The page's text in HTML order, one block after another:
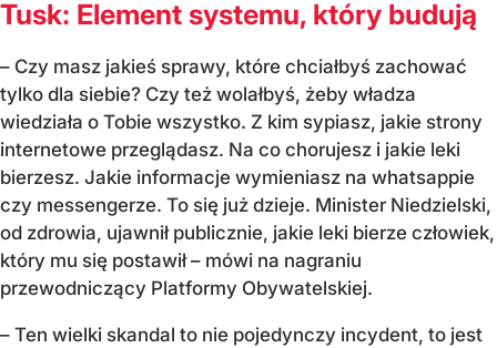
Tusk: Element systemu, który budują
– Czy masz jakieś sprawy, które chciałbyś zachować
tylko dla siebie? Czy też wolałbyś, żeby władza
wiedziała o Tobie wszystko. Z kim sypiasz, jakie strony
internetowe przeglądasz. Na co chorujesz i jakie leki
bierzesz. Jakie informacje wymieniasz na whatsappie
czy messengerze. To się już dzieje. Minister Niedzielski,
od zdrowia, ujawnił publicznie, jakie leki bierze człowiek,
który mu się postawił – mówi na nagraniu
przewodniczący Platformy Obywatelskiej.
– Ten wielki skandal to nie pojedynczy incydent, to jest